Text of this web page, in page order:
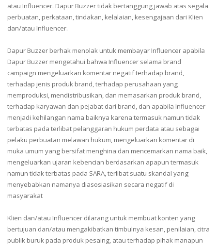
atau Influencer. Dapur Buzzer tidak bertanggung jawab atas segala
perbuatan, perkataan, tindakan, kelalaian, kesengajaan dari Klien
dan/atau Influencer.
Dapur Buzzer berhak menolak untuk membayar Influencer apabila
Dapur Buzzer mengetahui bahwa Influencer selama brand
campaign mengeluarkan komentar negatif terhadap brand,
terhadap jenis produk brand, terhadap perusahaan yang
memproduksi, mendistribusikan, dan memasarkan produk brand,
terhadap karyawan dan pejabat dari brand, dan apabila Influencer
menjadi kehilangan nama baiknya karena termasuk namun tidak
terbatas pada terlibat pelanggaran hukum perdata atau sebagai
pelaku perbuatan melawan hukum, mengeluarkan komentar di
muka umum yang bersifat menghina dan mencemarkan nama baik,
mengeluarkan ujaran kebencian berdasarkan apapun termasuk
namun tidak terbatas pada SARA, terlibat suatu skandal yang
menyebabkan namanya diasosiasikan secara negatif di
masyarakat
Klien dan/atau Influencer dilarang untuk membuat konten yang
bertujuan dan/atau mengakibatkan timbulnya kesan, penilaian, citra
publik buruk pada produk pesaing, atau terhadap pihak manapun